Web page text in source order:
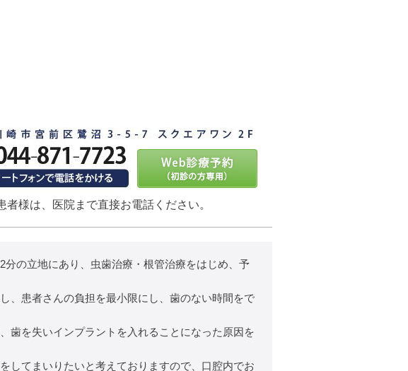
者様は、医院まで直接お電話ください。
の立地にあり、虫歯治療・根管治療をはじめ、予
、患者さんの負担を最小限にし、歯のない時間をで
歯を失いインプラントを入れることになった原因を
してまいりたいと考えておりますので、口腔内でお